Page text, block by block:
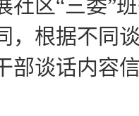
社区“三委”
，根据不同
部谈话内容